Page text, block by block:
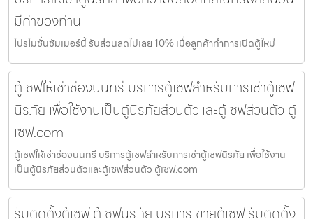
มีค่าของท่าน
โปรโมชั่นชัมเมอร์นี้ รับส่วนลดไปเลย 10% เมื่อลูกค้าทำการเปิดตู้ใหม่
ตู้เซฟให้เช่าช่องนนทรี บริการตู้เซฟสำหรับการเช่าตู้เซฟ
นิรภัย เพื่อใช้งานเป็นตู้นิรภัยส่วนตัวและตู้เซฟส่วนตัว ตู้
เซฟ.com
ตู้เซฟให้เช่าช่องนนทรี บริการตู้เซฟสำหรับการเช่าตู้เซฟนิรภัย เพื่อใช้งาน
เป็นตู้นิรภัยส่วนตัวและตู้เซฟส่วนตัว ตู้เซฟ.com
รับติดตั้งตู้เซฟ ตู้เซฟนิรภัย บริการ ขายตู้เซฟ รับติดตั้ง